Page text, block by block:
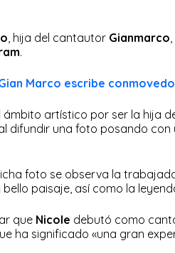
, hija del cantautor Gianmarco
.
Marco escribe
ámbito artístico por ser la hija
difundir una foto posando
foto se observa la
paisaje, así como la
que Nicole debutó como
ha significado «una gran